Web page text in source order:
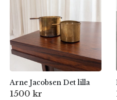
Arne Jacobsen Det lilla
1500 kr